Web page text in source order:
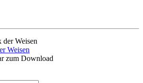
Weisen
zum Download